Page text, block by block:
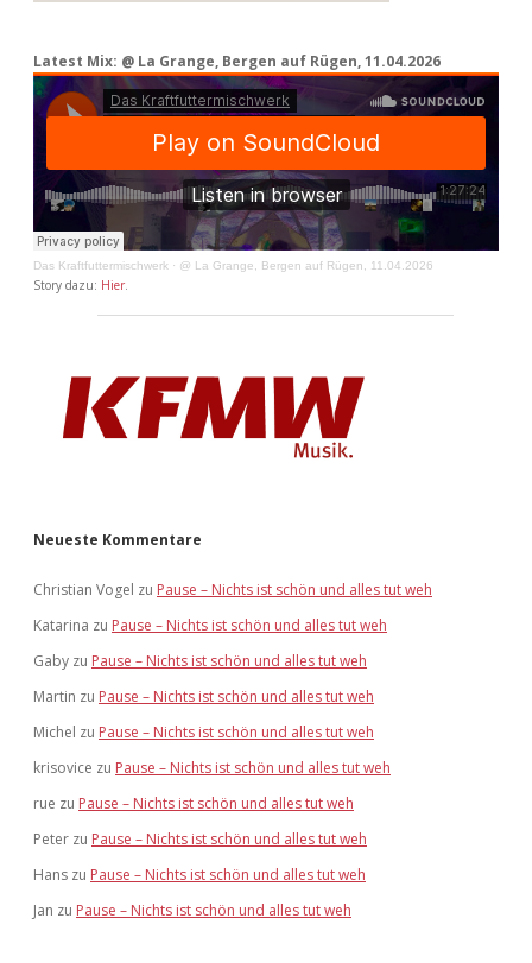
Latest Mix: @ La Grange, Bergen auf Rügen, 11.04.2026
Das Kraftfuttermischwerk · @ La Grange, Bergen auf Rügen, 11.04.2026
Story dazu: Hier
Neueste Kommentare
Christian Vogel zu Pause – Nichts ist schön und alles tut weh
Katarina zu Pause – Nichts ist schön und alles tut weh
Gaby zu Pause – Nichts ist schön und alles tut weh
Martin zu Pause – Nichts ist schön und alles tut weh
Michel zu Pause – Nichts ist schön und alles tut weh
krisovice zu Pause – Nichts ist schön und alles tut weh
rue zu Pause – Nichts ist schön und alles tut weh
Peter zu Pause – Nichts ist schön und alles tut weh
Hans zu Pause – Nichts ist schön und alles tut weh
Jan zu Pause – Nichts ist schön und alles tut weh